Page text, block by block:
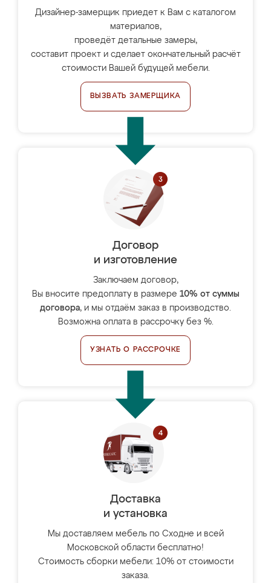
Дизайнер-замерщик приедет к Вам с каталогом
материалов,
проведёт детальные замеры,
составит проект и сделает окончательный расчёт
стоимости Вашей будущей мебели.
ВЫЗВАТЬ ЗАМЕРЩИКА
Договор
и изготовление
Заключаем договор,
Вы вносите предоплату в размере 10% от суммы
договора, и мы отдаём заказ в производство.
Возможна оплата в рассрочку без %.
УЗНАТЬ О РАССРОЧКЕ
Доставка
и установка
Мы доставляем мебель по Сходне и всей
Московской области бесплатно!
Стоимость сборки мебели: 10% от стоимости
заказа.